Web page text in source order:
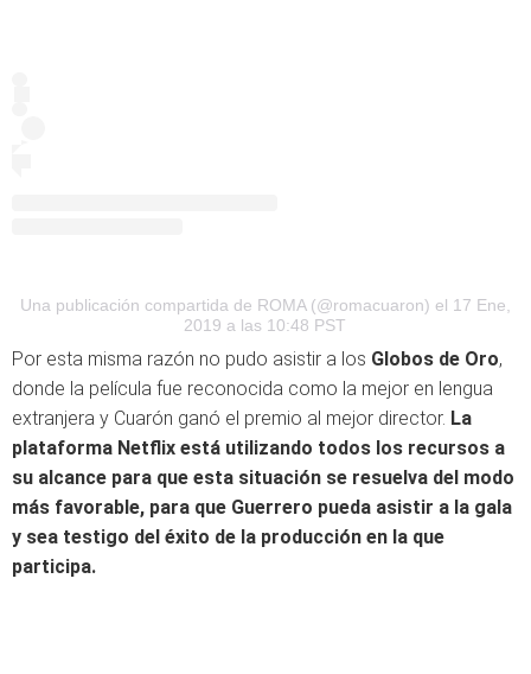
Una publicación compartida de ROMA (@romacuaron) el 17 Ene,
2019 a las 10:48 PST
Por esta misma razón no pudo asistir a los Globos de Oro,
donde la película fue reconocida como la mejor en lengua
extranjera y Cuarón ganó el premio al mejor director. La
plataforma Netflix está utilizando todos los recursos a
su alcance para que esta situación se resuelva del modo
más favorable, para que Guerrero pueda asistir a la gala
y sea testigo del éxito de la producción en la que
participa.